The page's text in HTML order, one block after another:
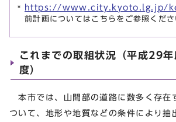
https://www.city.kyoto.lg.jp/
前計画についてはこちらをご参照くださ
これまでの取組状況（平成29
度）
本市では、山間部の道路に数多く存在
ついて、地形や地質などの条件により